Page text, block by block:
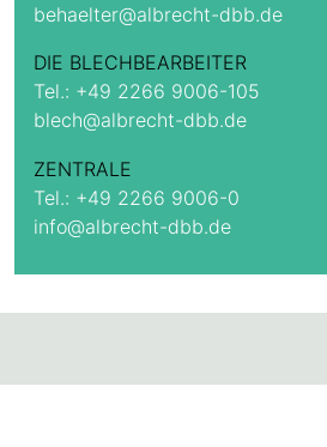
behaelter@albrecht-dbb.de
DIE BLECHBEARBEITER
Tel.: +49 2266 9006-105
blech@albrecht-dbb.de
ZENTRALE
Tel.: +49 2266 9006-0
info@albrecht-dbb.de